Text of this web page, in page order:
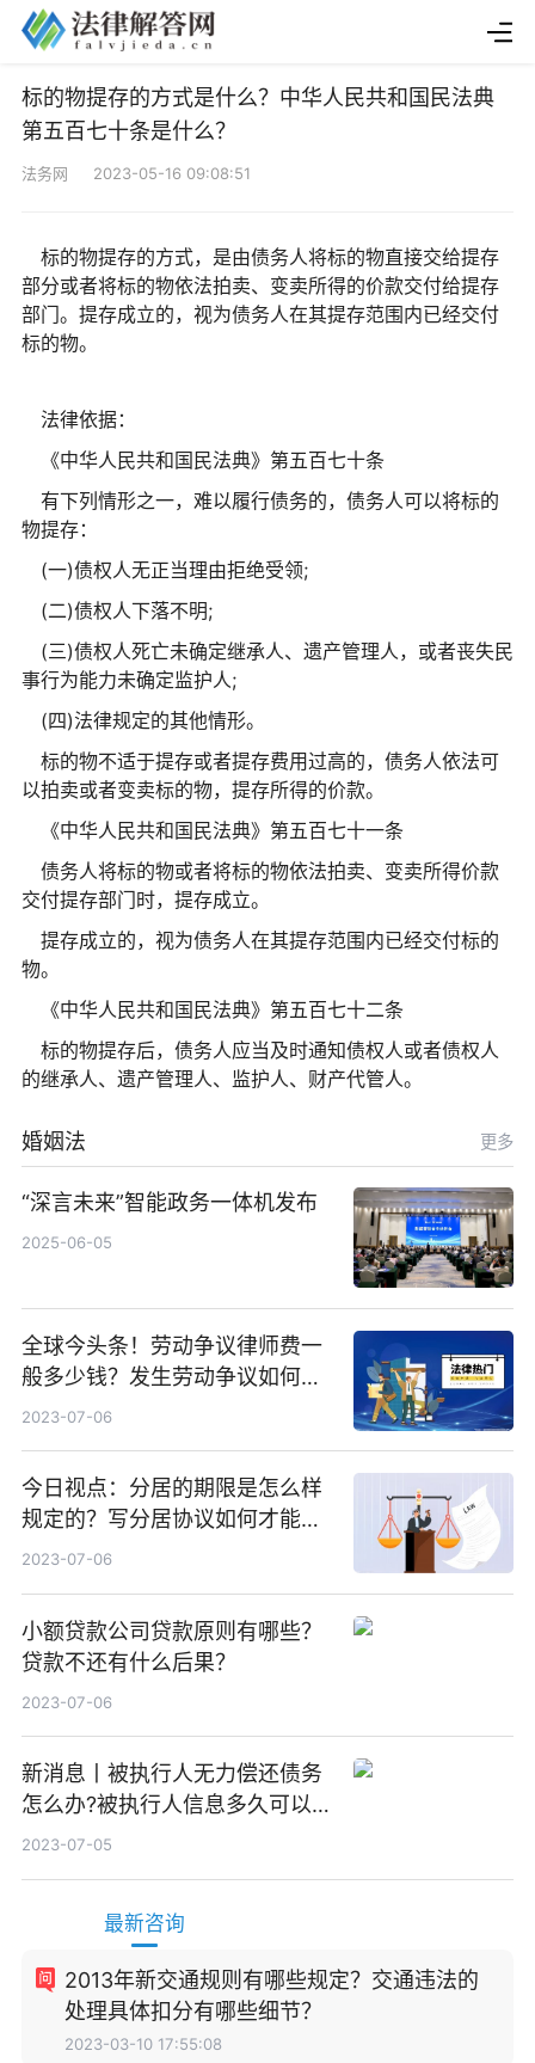
标的物提存的方式是什么？中华人民共和国民法典
第五百七十条是什么？
法务网 2023-05-16 09:08:51
标的物提存的方式，是由债务人将标的物直接交给提存
部分或者将标的物依法拍卖、变卖所得的价款交付给提存
部门。提存成立的，视为债务人在其提存范围内已经交付
标的物。
法律依据：
《中华人民共和国民法典》第五百七十条
有下列情形之一，难以履行债务的，债务人可以将标的
物提存：
(一)债权人无正当理由拒绝受领;
(二)债权人下落不明;
(三)债权人死亡未确定继承人、遗产管理人，或者丧失民
事行为能力未确定监护人;
(四)法律规定的其他情形。
标的物不适于提存或者提存费用过高的，债务人依法可
以拍卖或者变卖标的物，提存所得的价款。
《中华人民共和国民法典》第五百七十一条
债务人将标的物或者将标的物依法拍卖、变卖所得价款
交付提存部门时，提存成立。
提存成立的，视为债务人在其提存范围内已经交付标的
物。
《中华人民共和国民法典》第五百七十二条
标的物提存后，债务人应当及时通知债权人或者债权人
的继承人、遗产管理人、监护人、财产代管人。
婚姻法 更多
“深言未来”智能政务一体机发布
2025-06-05
全球今头条！劳动争议律师费一
般多少钱？发生劳动争议如何算
工资？
2023-07-06
今日视点：分居的期限是怎么样
规定的？写分居协议如何才能有
效？
2023-07-06
小额贷款公司贷款原则有哪些？
贷款不还有什么后果？
2023-07-06
新消息丨被执行人无力偿还债务
怎么办?被执行人信息多久可以
消除?
2023-07-05
最新咨询
2013年新交通规则有哪些规定？交通违法的
处理具体扣分有哪些细节？
2023-03-10 17:55:08